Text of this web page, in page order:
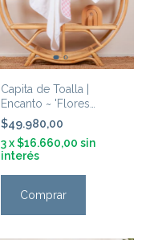
Capita de Toalla |
Encanto ~ 'Flores
Silvestres'
$49.980,00
3 x$16.660,00 sin
interés